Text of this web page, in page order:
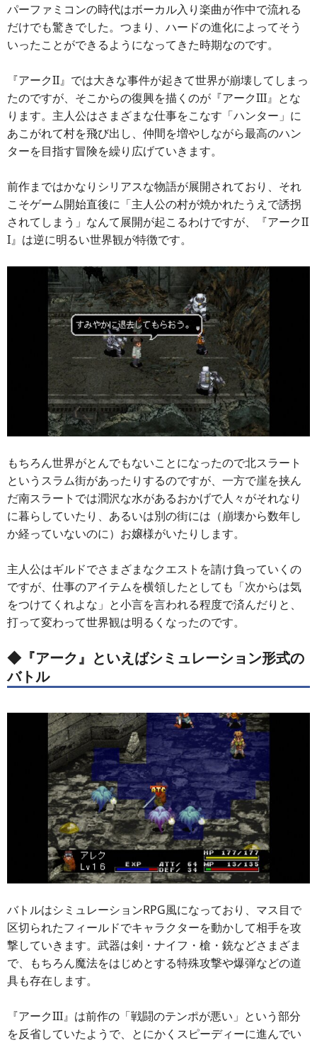
パーファミコンの時代はボーカル入り楽曲が作中で流れる
だけでも驚きでした。つまり、ハードの進化によってそう
いったことができるようになってきた時期なのです。
『アークII』では大きな事件が起きて世界が崩壊してしまっ
たのですが、そこからの復興を描くのが『アークIII』とな
ります。主人公はさまざまな仕事をこなす「ハンター」に
あこがれて村を飛び出し、仲間を増やしながら最高のハン
ターを目指す冒険を繰り広げていきます。
前作まではかなりシリアスな物語が展開されており、それ
こそゲーム開始直後に「主人公の村が焼かれたうえで誘拐
されてしまう」なんて展開が起こるわけですが、『アークII
I』は逆に明るい世界観が特徴です。
もちろん世界がとんでもないことになったので北スラート
というスラム街があったりするのですが、一方で崖を挟ん
だ南スラートでは潤沢な水があるおかげで人々がそれなり
に暮らしていたり、あるいは別の街には（崩壊から数年し
か経っていないのに）お嬢様がいたりします。
主人公はギルドでさまざまなクエストを請け負っていくの
ですが、仕事のアイテムを横領したとしても「次からは気
をつけてくれよな」と小言を言われる程度で済んだりと、
打って変わって世界観は明るくなったのです。
◆『アーク』といえばシミュレーション形式の
バトル
バトルはシミュレーションRPG風になっており、マス目で
区切られたフィールドでキャラクターを動かして相手を攻
撃していきます。武器は剣・ナイフ・槍・銃などさまざま
で、もちろん魔法をはじめとする特殊攻撃や爆弾などの道
具も存在します。
『アークIII』は前作の「戦闘のテンポが悪い」という部分
を反省していたようで、とにかくスピーディーに進んでい